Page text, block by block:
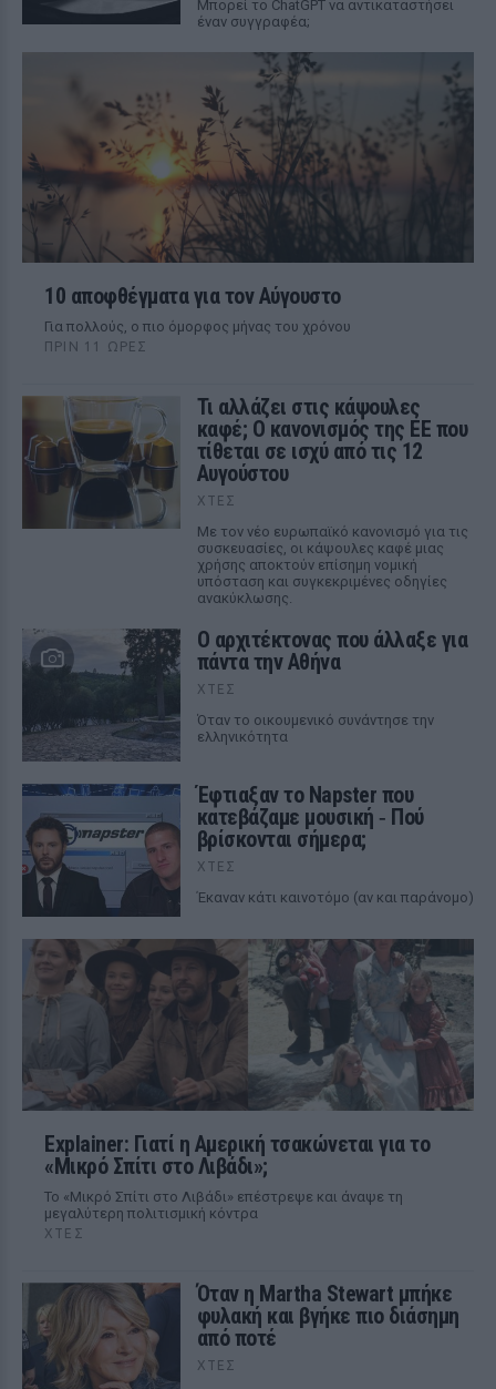
Mπορεί το ChatGPT να αντικαταστήσει
έναν συγγραφέα;
10 αποφθέγματα για τον Αύγουστο
Για πολλούς, ο πιο όμορφος μήνας του χρόνου
ΠΡΙΝ 11 ΏΡΕΣ
Τι αλλάζει στις κάψουλες
καφέ; Ο κανονισμός της ΕΕ που
τίθεται σε ισχύ από τις 12
Αυγούστου
ΧΤΕΣ
Με τον νέο ευρωπαϊκό κανονισμό για τις
συσκευασίες, οι κάψουλες καφέ μιας
χρήσης αποκτούν επίσημη νομική
υπόσταση και συγκεκριμένες οδηγίες
ανακύκλωσης.
Ο αρχιτέκτονας που άλλαξε για
πάντα την Αθήνα
ΧΤΕΣ
Όταν το οικουμενικό συνάντησε την
ελληνικότητα
Έφτιαξαν το Napster που
κατεβάζαμε μουσική ‑ Πού
βρίσκονται σήμερα;
ΧΤΕΣ
Έκαναν κάτι καινοτόμο (αν και παράνομο)
Explainer: Γιατί η Αμερική τσακώνεται για το
«Μικρό Σπίτι στο Λιβάδι»;
Το «Μικρό Σπίτι στο Λιβάδι» επέστρεψε και άναψε τη
μεγαλύτερη πολιτισμική κόντρα
ΧΤΕΣ
Όταν η Martha Stewart μπήκε
φυλακή και βγήκε πιο διάσημη
από ποτέ
ΧΤΕΣ